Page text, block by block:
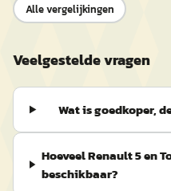
Alle vergelijkingen
Veelgestelde vragen
Wat is goedkoper,
Hoeveel Renault 5 en
beschikbaar?